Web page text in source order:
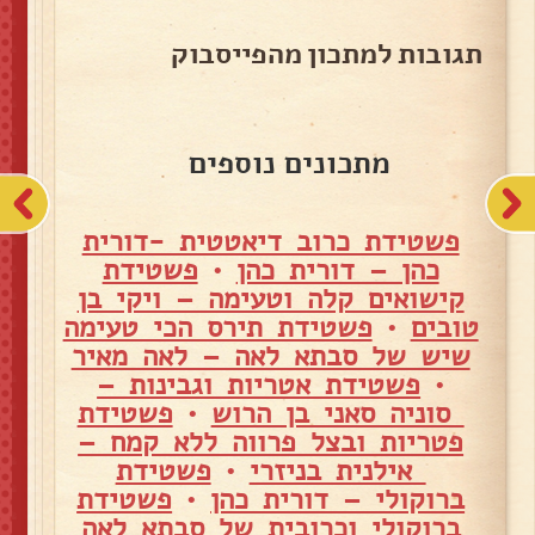
תגובות למתכון מהפייסבוק
מתכונים נוספים
פשטידת כרוב דיאטטית -דורית
כהן – דורית כהן • פשטידת
קישואים קלה וטעימה – ויקי בן
טובים • פשטידת תירס הכי טעימה
שיש של סבתא לאה – לאה מאיר
• פשטידת אטריות וגבינות –
סוניה סאני בן הרוש • פשטידת
פטריות ובצל פרווה ללא קמח –
אילנית בניזרי • פשטידת
ברוקולי – דורית כהן • פשטידת